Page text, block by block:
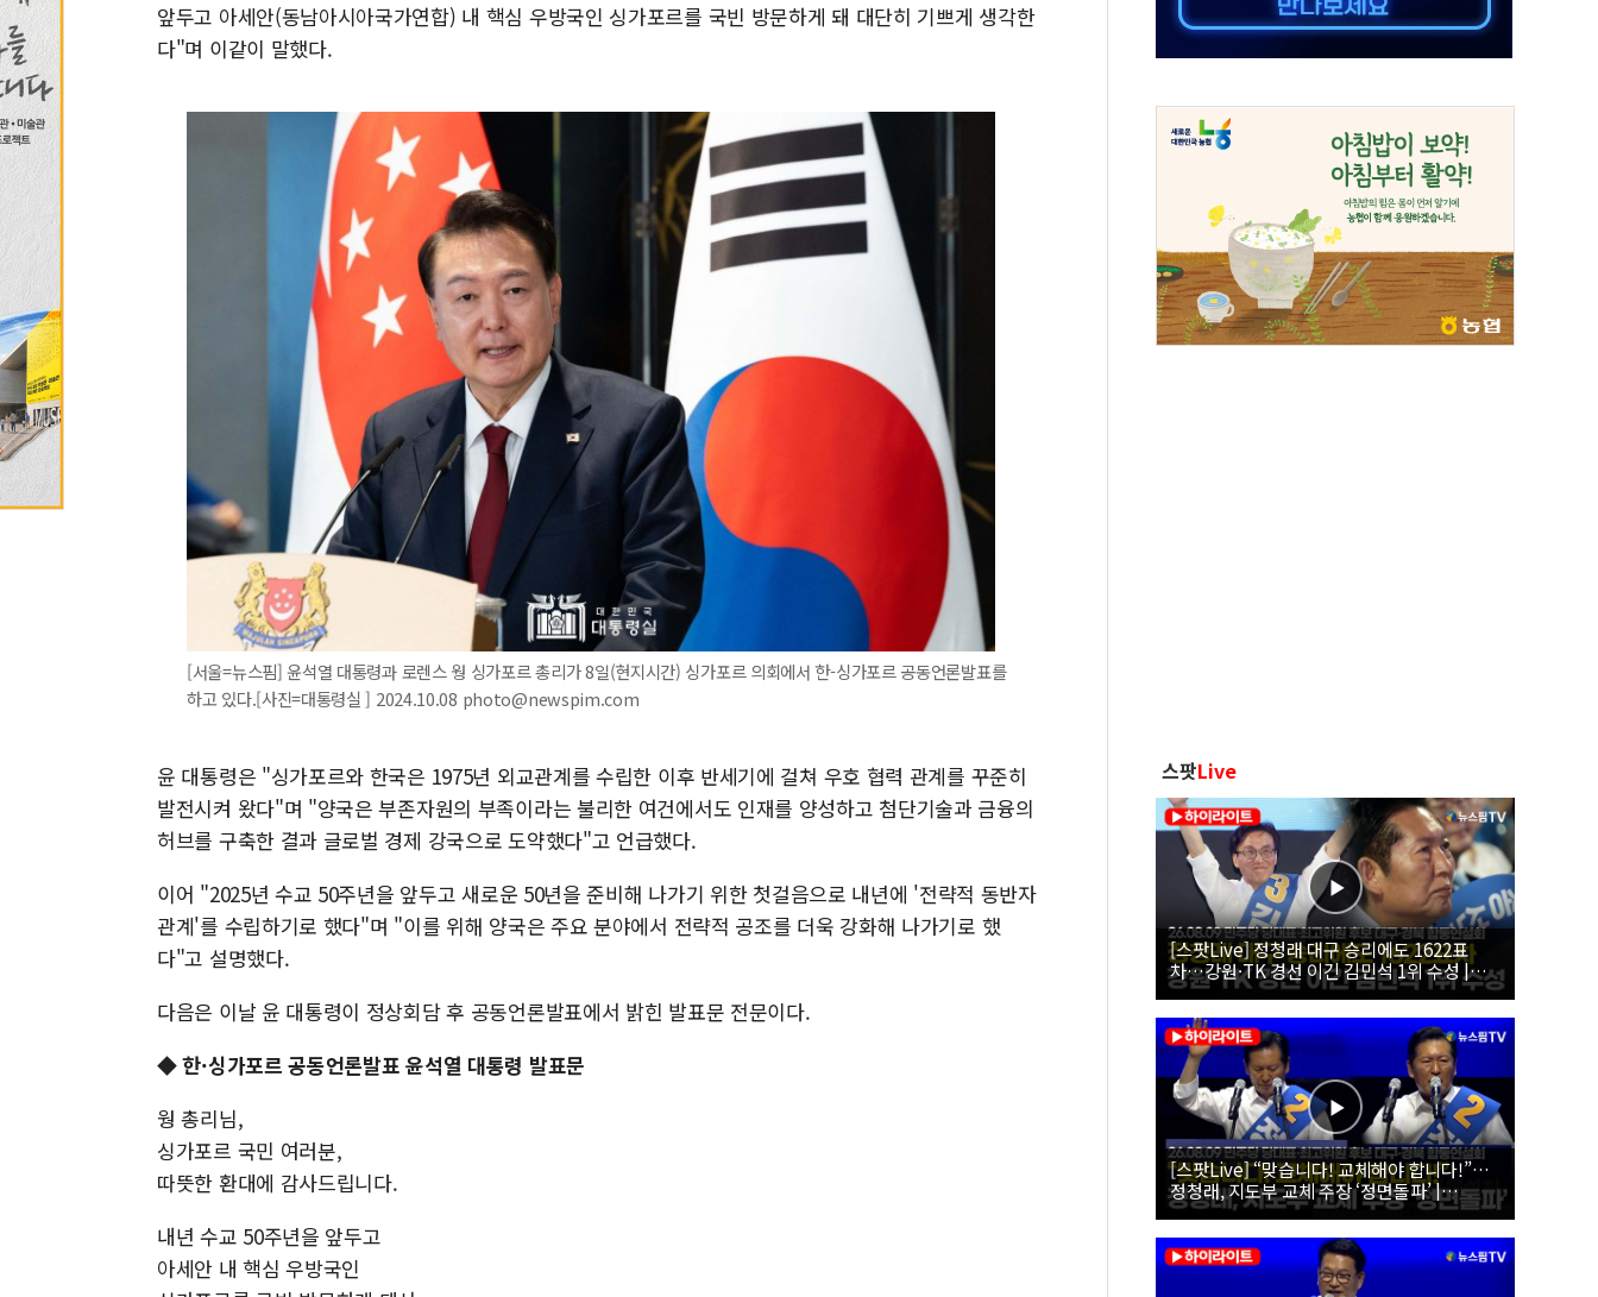
앞두고 아세안(동남아시아국가연합) 내 핵심 우방국인 싱가포르를 국빈 방문하게 돼 대단히 기쁘게 생각한
다"며 이같이 말했다.
[서울=뉴스핌] 윤석열 대통령과 로렌스 웡 싱가포르 총리가 8일(현지시간) 싱가포르 의회에서 한-싱가포르 공동언론발표를
하고 있다.[사진=대통령실 ] 2024.10.08 photo@newspim.com
윤 대통령은 "싱가포르와 한국은 1975년 외교관계를 수립한 이후 반세기에 걸쳐 우호 협력 관계를 꾸준히
발전시켜 왔다"며 "양국은 부존자원의 부족이라는 불리한 여건에서도 인재를 양성하고 첨단기술과 금융의
허브를 구축한 결과 글로벌 경제 강국으로 도약했다"고 언급했다.
이어 "2025년 수교 50주년을 앞두고 새로운 50년을 준비해 나가기 위한 첫걸음으로 내년에 '전략적 동반자
관계'를 수립하기로 했다"며 "이를 위해 양국은 주요 분야에서 전략적 공조를 더욱 강화해 나가기로 했
다"고 설명했다.
다음은 이날 윤 대통령이 정상회담 후 공동언론발표에서 밝힌 발표문 전문이다.
◆한·싱가포르 공동언론발표 윤석열 대통령 발표문
웡 총리님,
싱가포르 국민 여러분,
따뜻한 환대에 감사드립니다.
내년 수교 50주년을 앞두고
아세안 내 핵심 우방국인
스팟Live
[스팟Live] 정청래 대구 승리에도 1622표
차…강원·TK 경선 이긴 김민석 1위 수성 |
26.08.09 더불어민주당 당대표·최고위원 후
보 대구·경북 합동연설회
[스팟Live] “맞습니다! 교체해야 합니다!”…
정청래, 지도부 교체 주장 ‘정면돌파’ |
26.08.09 더불어민주당 당대표·최고위원 후
보 대구·경북 합동연설회